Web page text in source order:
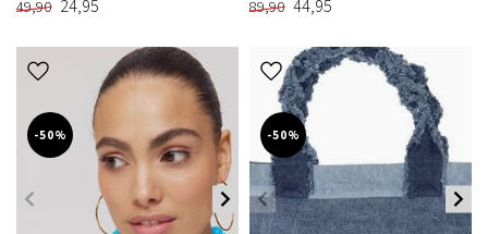
49,90 24,95 89,90 44,95
-50% -50%